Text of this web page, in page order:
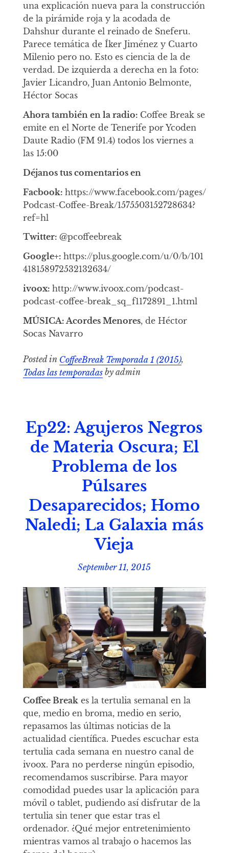
una explicación nueva para la construcción
de la pirámide roja y la acodada de
Dahshur durante el reinado de Sneferu.
Parece temática de Íker Jiménez y Cuarto
Milenio pero no. Esto es ciencia de la de
verdad. De izquierda a derecha en la foto:
Javier Licandro, Juan Antonio Belmonte,
Héctor Socas
Ahora también en la radio: Coffee Break se
emite en el Norte de Tenerife por Ycoden
Daute Radio (FM 91.4) todos los viernes a
las 15:00
Déjanos tus comentarios en
Facbook: https://www.facebook.com/pages/
Podcast-Coffee-Break/1575503152728634?
ref=hl
Twitter: @pcoffeebreak
Google+: https://plus.google.com/u/0/b/101
418158972532132634/
ivoox: http://www.ivoox.com/podcast-
podcast-coffee-break_sq_f1172891_1.html
MÚSICA: Acordes Menores, de Héctor
Socas Navarro
Posted in CoffeeBreak Temporada 1 (2015),
Todas las temporadasby admin
Ep22: Agujeros Negros
de Materia Oscura; El
Problema de los
Púlsares
Desaparecidos; Homo
Naledi; La Galaxia más
Vieja
September 11, 2015
Coffee Breakes la tertulia semanal en la
que, medio en broma, medio en serio,
repasamos las últimas noticias de la
actualidad científica. Puedes escuchar esta
tertulia cada semana en nuestro canal de
ivoox. Para no perderse ningún episodio,
recomendamos suscribirse. Para mayor
comodidad puedes usar la aplicación para
móvil o tablet, pudiendo así disfrutar de la
tertulia sin tener que estar tras el
ordenador. ¿Qué mejor entretenimiento
mientras vamos al trabajo o hacemos las